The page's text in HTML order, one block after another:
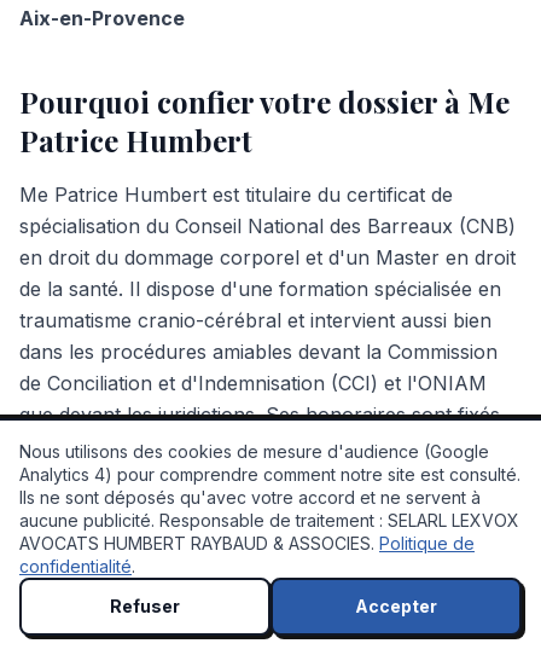
Aix-en-Provence
Pourquoi confier votre dossier à Me
Patrice Humbert
Me Patrice Humbert est titulaire du certificat de
spécialisation du Conseil National des Barreaux (CNB)
en droit du dommage corporel et d'un Master en droit
de la santé. Il dispose d'une formation spécialisée en
traumatisme cranio-cérébral et intervient aussi bien
dans les procédures amiables devant la Commission
de Conciliation et d'Indemnisation (CCI) et l'ONIAM
que devant les juridictions. Ses honoraires sont fixés
par une convention conforme aux règles du CNB,
avec un honoraire de résultat et sans avance de frais.
Le cabinet reçoit dans ses quatre bureaux en région
PACA : Aix-en-Provence, Salon-de-Provence, Arles
et Marignane (barreau d'Aix-en-Provence).
Nous utilisons des cookies de mesure d'audience (Google
Analytics 4) pour comprendre comment notre site est consulté.
Ils ne sont déposés qu'avec votre accord et ne servent à
aucune publicité. Responsable de traitement : SELARL LEXVOX
AVOCATS HUMBERT RAYBAUD & ASSOCIES. Politique de
confidentialité.
Refuser
Accepter
💬 À votre service !